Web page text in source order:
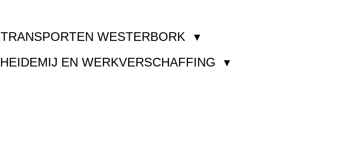
TRANSPORTEN WESTERBORK
HEIDEMIJ EN WERKVERSCHAFFING